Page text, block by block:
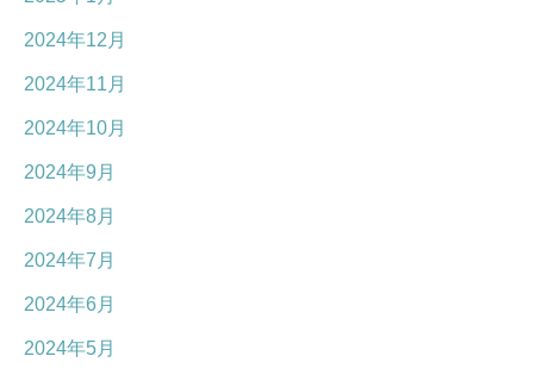
2024年12月
2024年11月
2024年10月
2024年9月
2024年8月
2024年7月
2024年6月
2024年5月